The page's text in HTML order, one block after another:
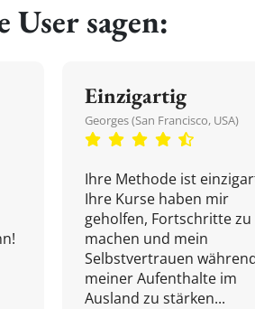
User sagen:
Einzigartig
Georges (San Francisco, USA)
Ihre Methode ist
Ihre Kurse haben mir
geholfen, Fortschritte zu
machen und mein
Selbstvertrauen
meiner Aufenthalte im
Ausland zu stärken...